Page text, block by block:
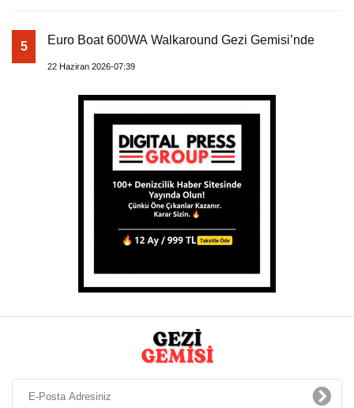
5 Euro Boat 600WA Walkaround Gezi Gemisi’nde
22 Haziran 2026-07:39